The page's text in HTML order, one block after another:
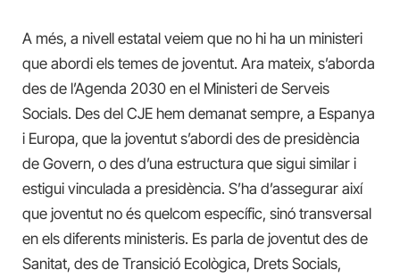
A més, a nivell estatal veiem que no hi ha un ministeri
que abordi els temes de joventut. Ara mateix, s’aborda
des de l’Agenda 2030 en el Ministeri de Serveis
Socials. Des del CJE hem demanat sempre, a Espanya
i Europa, que la joventut s’abordi des de presidència
de Govern, o des d’una estructura que sigui similar i
estigui vinculada a presidència. S’ha d’assegurar així
que joventut no és quelcom específic, sinó transversal
en els diferents ministeris. Es parla de joventut des de
Sanitat, des de Transició Ecològica, Drets Socials,